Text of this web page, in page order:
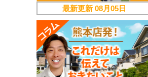
最新更新08月05日